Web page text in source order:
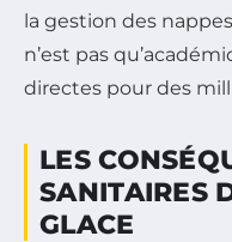
la gestion des
n’est pas
directes pour des
LES
SANITAIRES
GLACE